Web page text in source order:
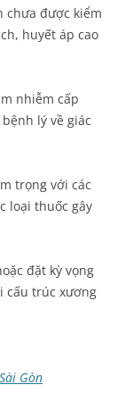
chưa được kiểm
huyết áp cao
nhiễm cấp
lý về giác
trọng với các
loại thuốc gây
đặt kỳ vọng
cấu trúc xương
Gòn